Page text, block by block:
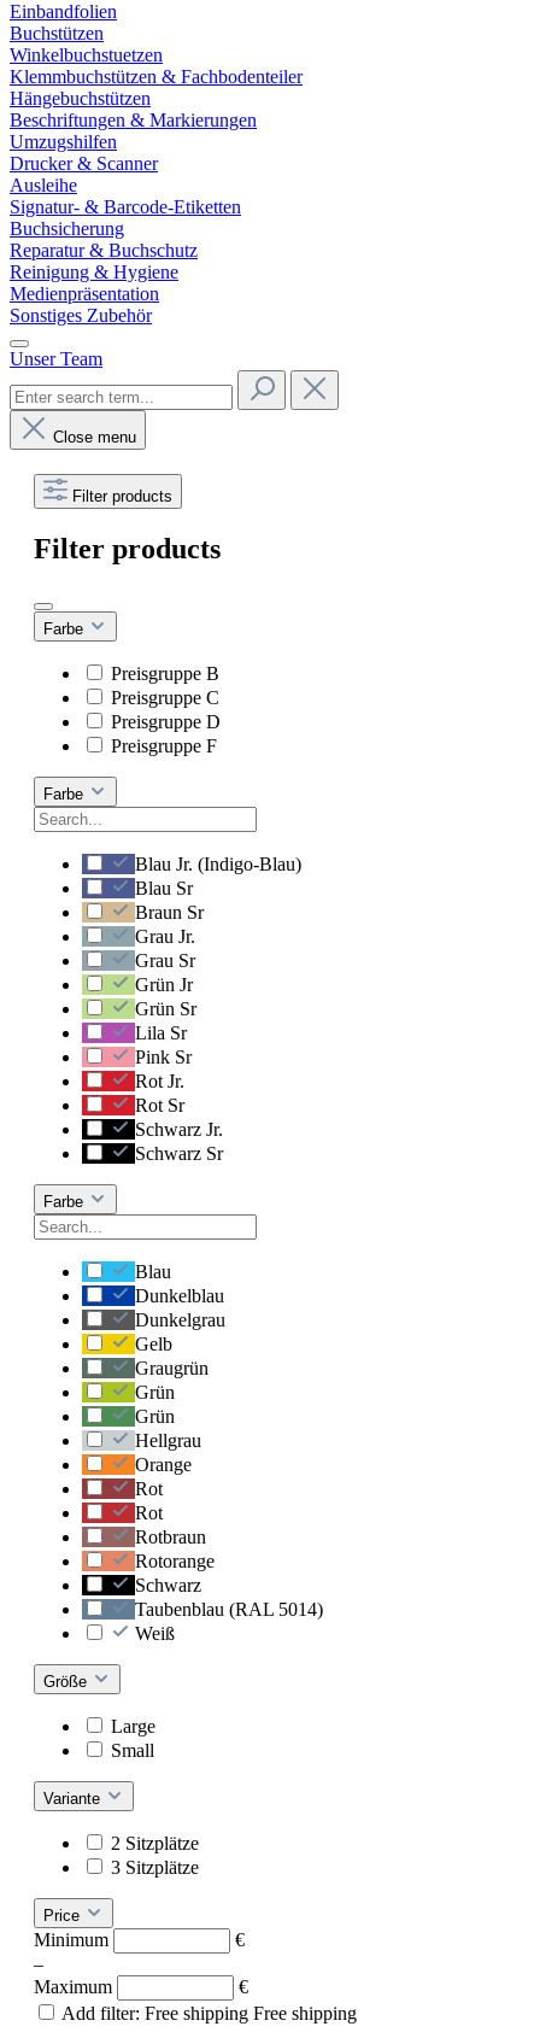
Einbandfolien
Buchstützen
Winkelbuchstuetzen
Klemmbuchstützen & Fachbodenteiler
Hängebuchstützen
Beschriftungen & Markierungen
Umzugshilfen
Drucker & Scanner
Ausleihe
Signatur- & Barcode-Etiketten
Buchsicherung
Reparatur & Buchschutz
Reinigung & Hygiene
Medienpräsentation
Sonstiges Zubehör
Unser Team
Close menu
Filter products
Filter products
Farbe
Preisgruppe B
Preisgruppe C
Preisgruppe D
Preisgruppe F
Farbe
Blau Jr. (Indigo-Blau)
Blau Sr
Braun Sr
Grau Jr.
Grau Sr
Grün Jr
Grün Sr
Lila Sr
Pink Sr
Rot Jr.
Rot Sr
Schwarz Jr.
Schwarz Sr
Farbe
Blau
Dunkelblau
Dunkelgrau
Gelb
Graugrün
Grün
Grün
Hellgrau
Orange
Rot
Rot
Rotbraun
Rotorange
Schwarz
Taubenblau (RAL 5014)
Weiß
Größe
Large
Small
Variante
2 Sitzplätze
3 Sitzplätze
Price
Minimum
€
–
Maximum
€
Add filter: Free shipping Free shipping